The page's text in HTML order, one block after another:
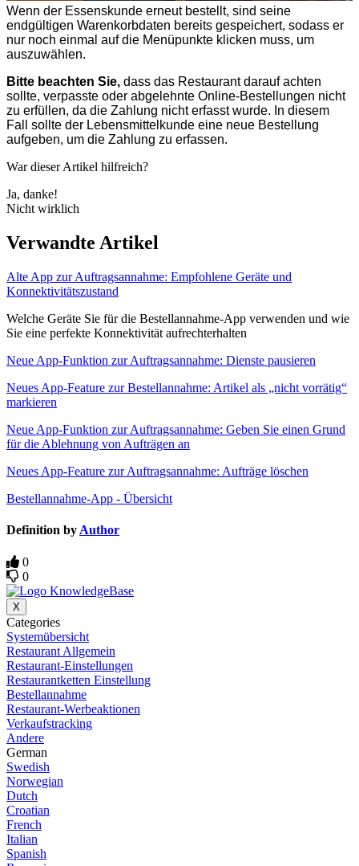
Wenn der Essenskunde erneut bestellt, sind seine
endgültigen Warenkorbdaten bereits gespeichert, sodass er
nur noch einmal auf die Menüpunkte klicken muss, um
auszuwählen.
Bitte beachten Sie, dass das Restaurant darauf achten
sollte, verpasste oder abgelehnte Online-Bestellungen nicht
zu erfüllen, da die Zahlung nicht erfasst wurde. In diesem
Fall sollte der Lebensmittelkunde eine neue Bestellung
aufgeben, um die Zahlung zu erfassen.
War dieser Artikel hilfreich?
Ja, danke!
Nicht wirklich
Verwandte Artikel
Alte App zur Auftragsannahme: Empfohlene Geräte und
Konnektivitätszustand
Welche Geräte Sie für die Bestellannahme-App verwenden und wie
Sie eine perfekte Konnektivität aufrechterhalten
Neue App-Funktion zur Auftragsannahme: Dienste pausieren
Neues App-Feature zur Bestellannahme: Artikel als „nicht vorrätig“
markieren
Neue App-Funktion zur Auftragsannahme: Geben Sie einen Grund
für die Ablehnung von Aufträgen an
Neues App-Feature zur Auftragsannahme: Aufträge löschen
Bestellannahme-App - Übersicht
Definition by Author
0
0
X
Categories
Systemübersicht
Restaurant Allgemein
Restaurant-Einstellungen
Restaurantketten Einstellung
Bestellannahme
Restaurant-Werbeaktionen
Verkaufstracking
Andere
German
Swedish
Norwegian
Dutch
Croatian
French
Italian
Spanish